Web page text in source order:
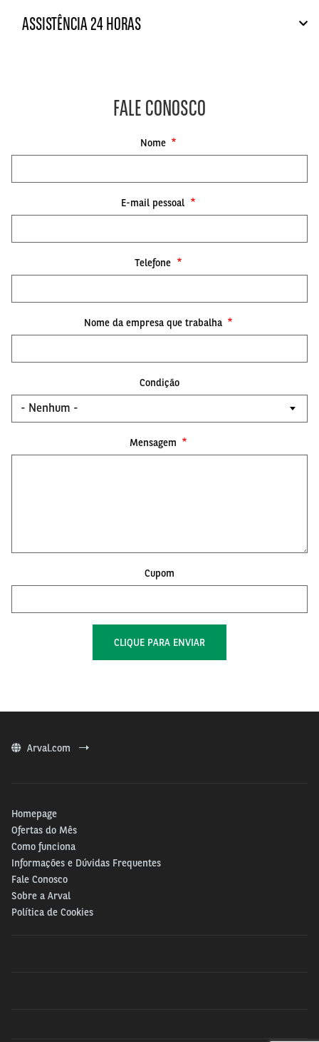
ASSISTÊNCIA 24 HORAS
FALE CONOSCO
Nome
E-mail pessoal
Telefone
Nome da empresa que trabalha
Condição
Mensagem
Cupom
Arval.com
Homepage
Ofertas do Mês
Como funciona
Informações e Dúvidas Frequentes
Fale Conosco
Sobre a Arval
Política de Cookies